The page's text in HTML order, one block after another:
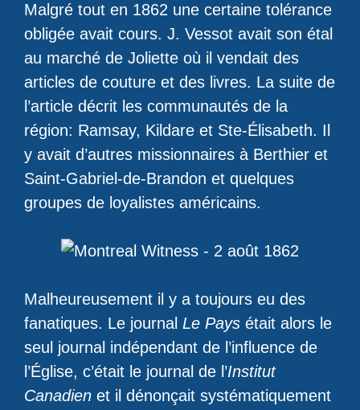
Malgré tout en 1862 une certaine tolérance
obligée avait cours. J. Vessot avait son étal
au marché de Joliette où il vendait des
articles de couture et des livres. La suite de
l’article décrit les communautés de la
région: Ramsay, Kildare et Ste-Élisabeth. Il
y avait d’autres missionnaires à Berthier et
Saint-Gabriel-de-Brandon et quelques
groupes de loyalistes américains.
Malheureusement il y a toujours eu des
fanatiques. Le journal Le Pays était alors le
seul journal indépendant de l’influence de
l’Église, c’était le journal de l’Institut
Canadien et il dénonçait systématiquement